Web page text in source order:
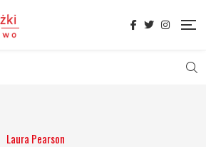
Laura Pearson